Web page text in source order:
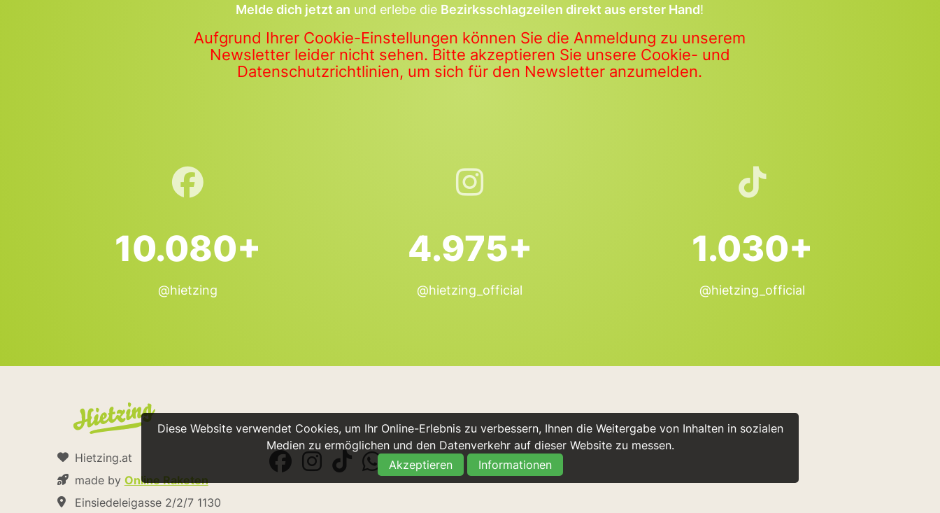
Diese Website verwendet Cookies, um Ihr Online-Erlebnis zu verbessern, Ihnen die Weitergabe von Inhalten in sozialen
Medien zu ermöglichen und den Datenverkehr auf dieser Website zu messen.
Akzeptieren
Informationen
Melde dich jetzt an und erlebe die Bezirksschlagzeilen direkt aus erster Hand!
Aufgrund Ihrer Cookie-Einstellungen können Sie die Anmeldung zu unserem
Newsletter leider nicht sehen. Bitte akzeptieren Sie unsere Cookie- und
Datenschutzrichtlinien, um sich für den Newsletter anzumelden.
10.080+
@hietzing
4.975+
@hietzing_official
1.030+
@hietzing_official
Hietzing.at
made by Online Raketen
Einsiedeleigasse 2/2/7 1130